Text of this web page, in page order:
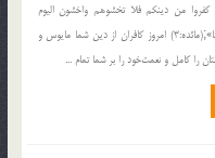
كفروا من دینكم فلا تخشوهم واخشون الیوم
اكملت لكم دینكم و اتممت علیكم نعمتی و رضیت لكم‌الاسلام دینا»;(مائده:3) امروز كافران از دین شما مایوس و
را كامل و نعمت‌خود را بر شما تمام ...